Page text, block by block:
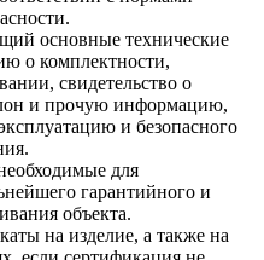
основные технические
о комплектности,
свидетельство о
и прочую информацию,
и безопасного
для
гарантийного и
объекта.
на изделие, а также на